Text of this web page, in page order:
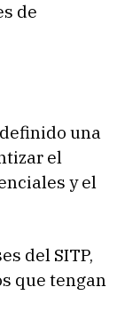
de
una
el
y el
del SITP,
que tengan